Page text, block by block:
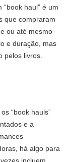
haul” é um
que compraram
ou até mesmo
e duração, mas
pelos livros.
“book hauls”
e a
há algo para